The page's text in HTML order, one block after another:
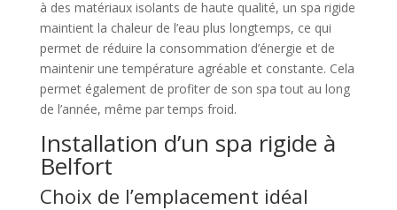
à des matériaux isolants de haute qualité, un spa rigide
maintient la chaleur de l’eau plus longtemps, ce qui
permet de réduire la consommation d’énergie et de
maintenir une température agréable et constante. Cela
permet également de profiter de son spa tout au long
de l’année, même par temps froid.
Installation d’un spa rigide à
Belfort
Choix de l’emplacement idéal